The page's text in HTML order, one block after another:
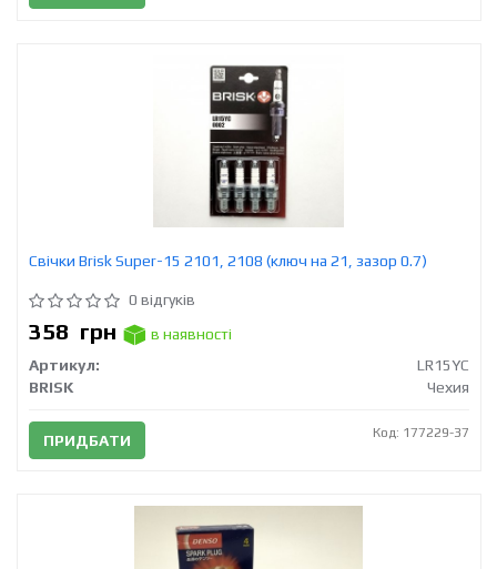
Свічки Brisk Super-15 2101, 2108 (ключ на 21, зазор 0.7)
0 відгуків
358 грн
в наявності
Артикул:
LR15YC
BRISK
Чехия
ПРИДБАТИ Код: 177229-37